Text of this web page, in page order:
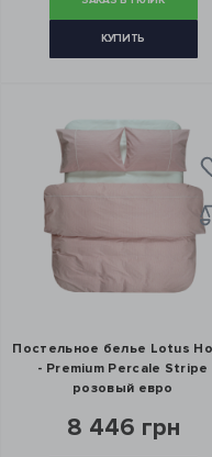
КУПИТЬ
Постельное белье Lotus
- Premium Percale Stripe
розовый евро
8 446 грн